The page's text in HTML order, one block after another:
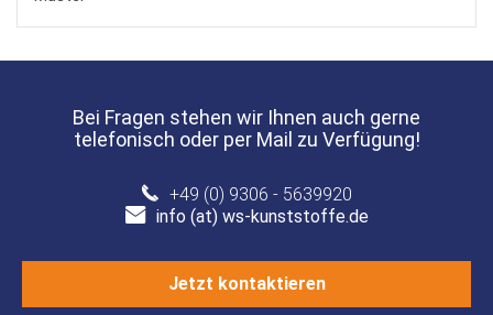
Bei Fragen stehen wir Ihnen auch gerne
telefonisch oder per Mail zu Verfügung!
+49 (0) 9306 - 5639920
info (at) ws-kunststoffe.de
Jetzt kontaktieren